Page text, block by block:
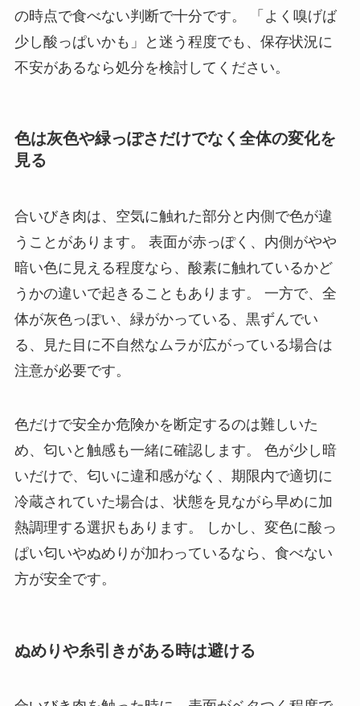
の時点で食べない判断で十分です。 「よく嗅げば
少し酸っぱいかも」と迷う程度でも、保存状況に
不安があるなら処分を検討してください。
色は灰色や緑っぽさだけでなく全体の変化を
見る
合いびき肉は、空気に触れた部分と内側で色が違
うことがあります。 表面が赤っぽく、内側がやや
暗い色に見える程度なら、酸素に触れているかど
うかの違いで起きることもあります。 一方で、全
体が灰色っぽい、緑がかっている、黒ずんでい
る、見た目に不自然なムラが広がっている場合は
注意が必要です。
色だけで安全か危険かを断定するのは難しいた
め、匂いと触感も一緒に確認します。 色が少し暗
いだけで、匂いに違和感がなく、期限内で適切に
冷蔵されていた場合は、状態を見ながら早めに加
熱調理する選択もあります。 しかし、変色に酸っ
ぱい匂いやぬめりが加わっているなら、食べない
方が安全です。
ぬめりや糸引きがある時は避ける